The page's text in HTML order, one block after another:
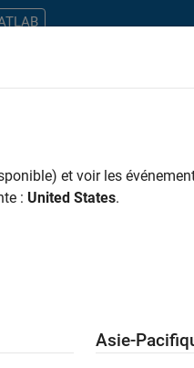
Partager
et voir les
: United States.
Asie-